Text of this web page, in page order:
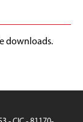
downloads.